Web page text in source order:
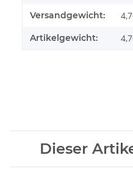
Versandgewicht:
Artikelgewicht:
Dieser